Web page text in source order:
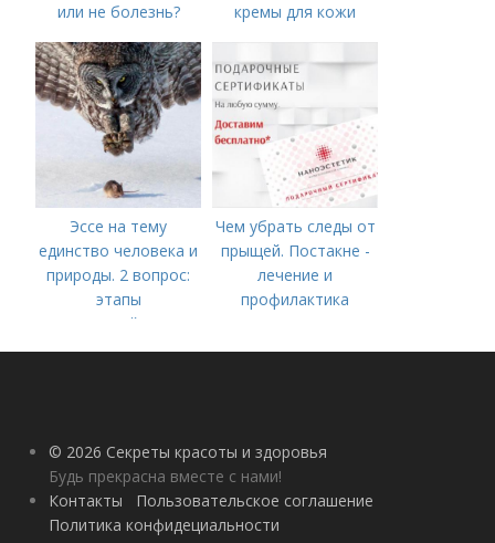
или не болезнь?
кремы для кожи
году
Эссе на тему
единство человека и
природы. 2 вопрос:
этапы
взаимодействия
природного и
Чем убрать следы от
прыщей. Постакне -
лечение и
профилактика
© 2026 Секреты красоты и здоровья
Будь прекрасна вместе с нами!
Контакты
Пользовательское соглашение
Политика конфидециальности